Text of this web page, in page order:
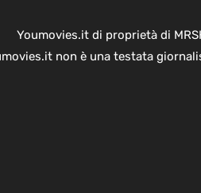
Youmovies.it di proprietà di
non è una testata